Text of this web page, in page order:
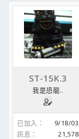
發
日
期
ST-15K.3
我是恐龍..
已加入
9/18/03
訊息
21,578